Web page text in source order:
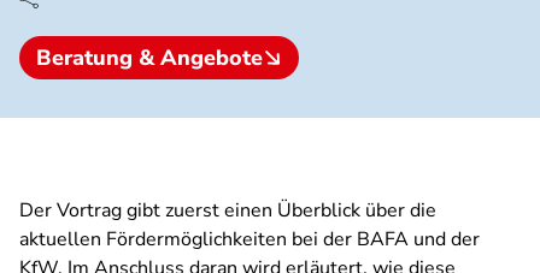
Beratung & Angebote
Der Vortrag gibt zuerst einen Überblick über die
aktuellen Fördermöglichkeiten bei der BAFA und der